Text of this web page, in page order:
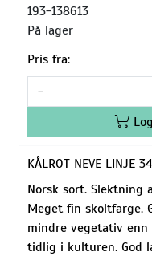
193-138613
På lager
Pris fra:
-
KÅLROT NEVE LINJE
Norsk sort. Slektning
Meget fin skoltfarge.
mindre vegetativ
tidlig i kulturen. God